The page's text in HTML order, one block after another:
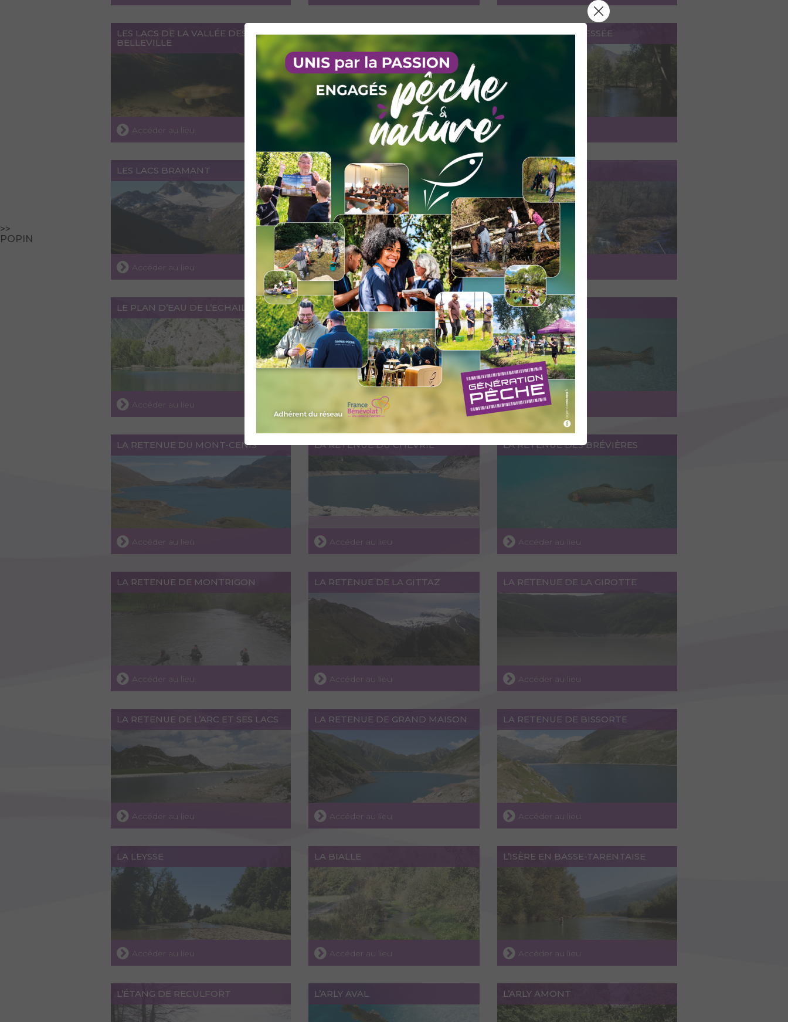
>>
POPIN
LES LACS DE LA VALLÉE DES
BELLEVILLE
Accéder au lieu
LES LACS DE LA FORCLAZ
Accéder au lieu
LES LACS DE LA BESSÉE
Accéder au lieu
LES LACS BRAMANT
Accéder au lieu
LES ÉTANGS DE PONTAMAFREY
Accéder au lieu
LE TIER
Accéder au lieu
LE PLAN D’EAU DE L’ECHAILLON
Accéder au lieu
LE LAC NOIR
Accéder au lieu
LE LAC DE FRÉJUS
Accéder au lieu
LA RETENUE DU MONT-CENIS
Accéder au lieu
LA RETENUE DU CHEVRIL
Accéder au lieu
LA RETENUE DES BRÉVIÈRES
Accéder au lieu
LA RETENUE DE MONTRIGON
Accéder au lieu
LA RETENUE DE LA GITTAZ
Accéder au lieu
LA RETENUE DE LA GIROTTE
Accéder au lieu
LA RETENUE DE L’ARC ET SES LACS
Accéder au lieu
LA RETENUE DE GRAND MAISON
Accéder au lieu
LA RETENUE DE BISSORTE
Accéder au lieu
LA LEYSSE
Accéder au lieu
LA BIALLE
Accéder au lieu
L’ISÈRE EN BASSE-TARENTAISE
Accéder au lieu
L’ÉTANG DE RECULFORT L’ARLY AVAL L’ARLY AMONT